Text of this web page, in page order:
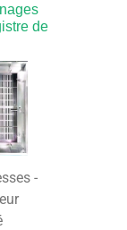
de
-